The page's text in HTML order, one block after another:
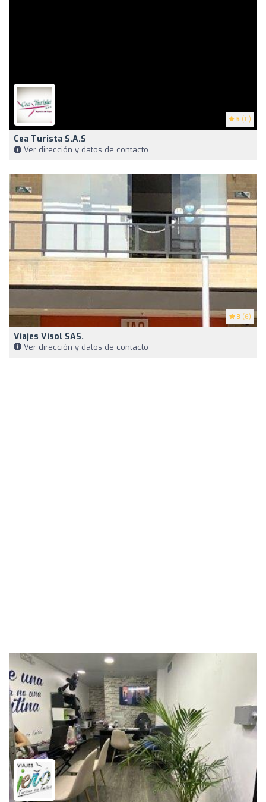
5 (11)
Cea Turista S.A.S
Ver dirección y datos de contacto
3 (6)
Viajes Visol SAS.
Ver dirección y datos de contacto